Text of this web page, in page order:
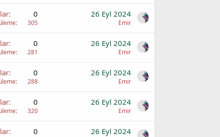
0
305
26 Eyl 2024
Emir
0
281
26 Eyl 2024
Emir
0
288
26 Eyl 2024
Emir
0
320
26 Eyl 2024
Emir
0 26 Eyl 2024